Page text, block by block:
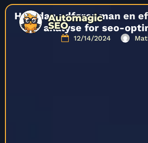
Hvordan udfører man en
analyse for seo-
12/14/2024